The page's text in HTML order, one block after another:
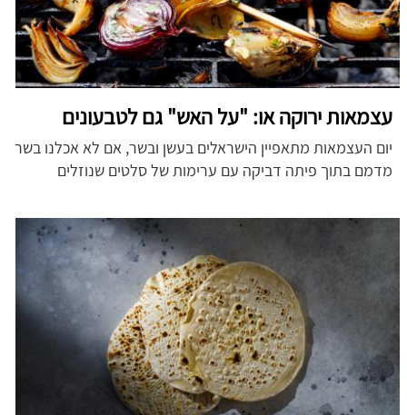
עצמאות ירוקה או: "על האש" גם לטבעונים
יום העצמאות מתאפיין הישראלים בעשן ובשר, אם לא אכלנו בשר
מדמם בתוך פיתה דביקה עם ערימות של סלטים שנוזלים